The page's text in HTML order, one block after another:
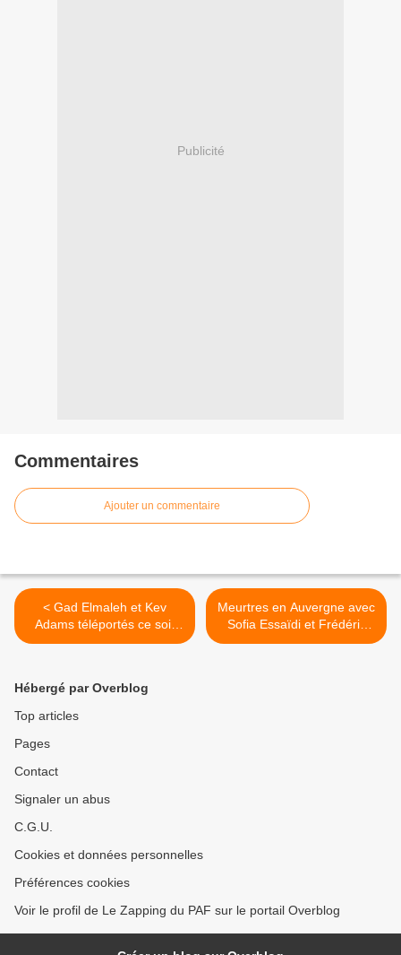
Publicité
Commentaires
Ajouter un commentaire
< Gad Elmaleh et Kev
Adams téléportés ce soir
dans le "1945" de Xavier de
Meurtres en Auvergne avec
Sofia Essaïdi et Frédéric
Diefenthal en tournage pour
Hébergé par Overblog
Top articles
Pages
Contact
Signaler un abus
C.G.U.
Cookies et données personnelles
Préférences cookies
Voir le profil de Le Zapping du PAF sur le portail Overblog